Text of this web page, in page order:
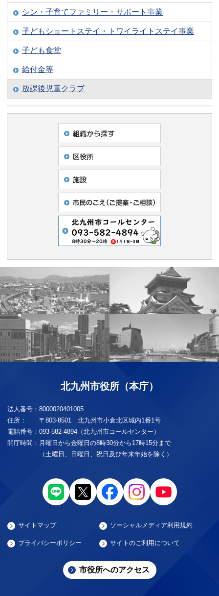
シン・子育てファミリー・サポート事業
子どもショートステイ・トワイライトステイ事業
子ども食堂
給付金等
放課後児童クラブ
北九州市役所（本庁）
法人番号： 8000020401005
住所：
〒803-8501 北九州市小倉北区城内1番1号
電話番号： 093-582-4894（北九州市コールセンター）
開庁時間： 月曜日から金曜日の8時30分から17時15分まで
（土曜日、日曜日、祝日及び年末年始を除く）
サイトマップ ソーシャルメディア利用規約
プライバシーポリシー サイトのご利用について
市役所へのアクセス